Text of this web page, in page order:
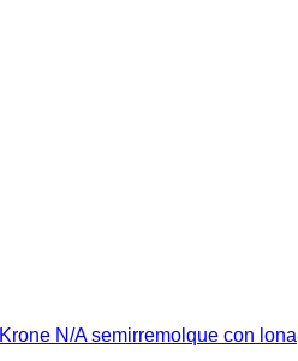
Krone N/A semirremolque con lona